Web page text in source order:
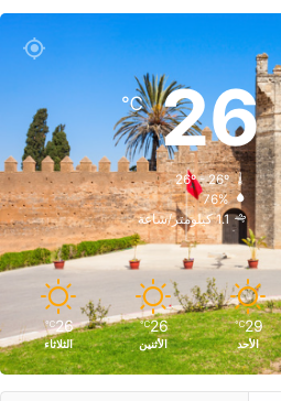
26
℃
26º - 26º
76%
1.1 كيلومتر/ساعة
29
℃
الأحد
26
℃
الأثنين
26
℃
الثلاثاء